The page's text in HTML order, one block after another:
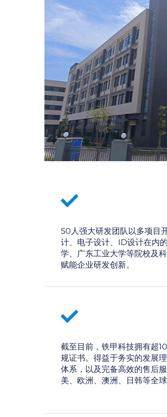
50人强大研发团队以多项目
计、电子设计、ID设计在内
学、广东工业大学等院校及
赋能企业研发创新。
截至目前，铁甲科技拥有超
规证书。得益于务实的发展
体系，以及完备高效的售后
美、欧洲、澳洲、日韩等全